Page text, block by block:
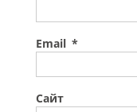
Email *
Сайт